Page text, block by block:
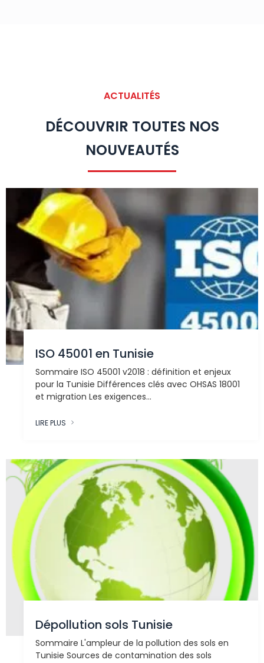
ACTUALITÉS
DÉCOUVRIR TOUTES NOS
NOUVEAUTÉS
ISO 45001 en Tunisie
Sommaire ISO 45001 v2018 : définition et enjeux
pour la Tunisie Différences clés avec OHSAS 18001
et migration Les exigences...
LIRE PLUS
Dépollution sols Tunisie
Sommaire L'ampleur de la pollution des sols en
Tunisie Sources de contamination des sols